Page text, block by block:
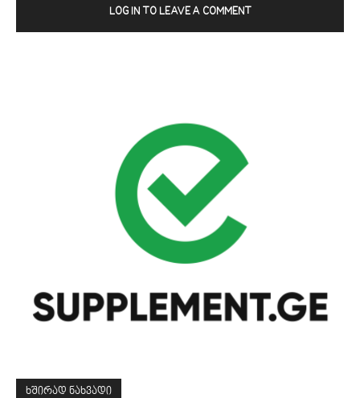
LOG IN TO LEAVE A COMMENT
ᲮᲨᲘᲠᲐᲓ ᲜᲐᲮᲕᲐᲓᲘ